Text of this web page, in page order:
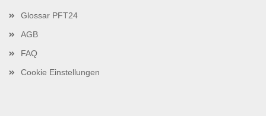
Glossar PFT24
AGB
FAQ
Cookie Einstellungen